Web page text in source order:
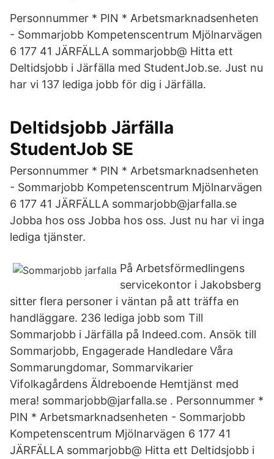
Personnummer * PIN * Arbetsmarknadsenheten
- Sommarjobb Kompetenscentrum Mjölnarvägen
6 177 41 JÄRFÄLLA sommarjobb@ Hitta ett
Deltidsjobb i Järfälla med StudentJob.se. Just nu
har vi 137 lediga jobb för dig i Järfälla.
Deltidsjobb Järfälla
StudentJob SE
Personnummer * PIN * Arbetsmarknadsenheten
- Sommarjobb Kompetenscentrum Mjölnarvägen
6 177 41 JÄRFÄLLA sommarjobb@jarfalla.se
Jobba hos oss Jobba hos oss. Just nu har vi inga
lediga tjänster.
På Arbetsförmedlingens
servicekontor i Jakobsberg
sitter flera personer i väntan på att träffa en
handläggare. 236 lediga jobb som Till
Sommarjobb i Järfälla på Indeed.com. Ansök till
Sommarjobb, Engagerade Handledare Våra
Sommarungdomar, Sommarvikarier
Vifolkagårdens Äldreboende Hemtjänst med
mera! sommarjobb@jarfalla.se . Personnummer *
PIN * Arbetsmarknadsenheten - Sommarjobb
Kompetenscentrum Mjölnarvägen 6 177 41
JÄRFÄLLA sommarjobb@ Hitta ett Deltidsjobb i